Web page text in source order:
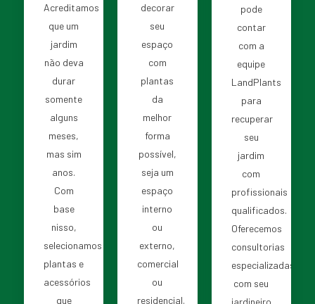
Acreditamos
que um
jardim
não deva
durar
somente
alguns
meses,
mas sim
anos.
Com
base
nisso,
selecionamos
plantas e
acessórios
que
decorar
seu
espaço
com
plantas
da
melhor
forma
possível,
seja um
espaço
interno
ou
externo,
comercial
ou
residencial.
pode
contar
com a
equipe
LandPlants
para
recuperar
seu
jardim
com
profissionais
qualificados.
Oferecemos
consultorias
especializadas
com seu
jardineiro.